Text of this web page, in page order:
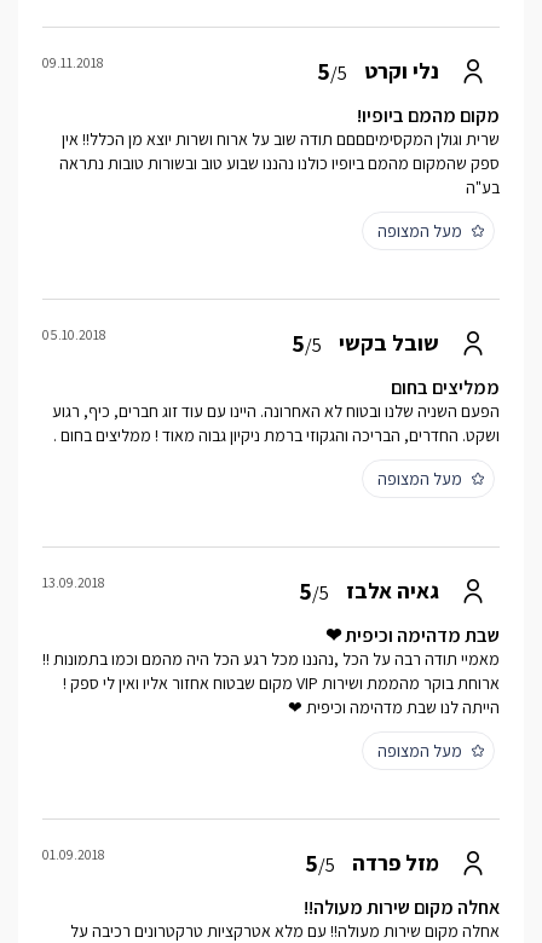
נלי וקרט 5/5
09.11.2018
מקום מהמם ביופיו!
שרית וגולן המקסימיםםםם תודה שוב על ארוח ושרות יוצא מן הכלל!! אין
ספק שהמקום מהמם ביופיו כולנו נהננו שבוע טוב ובשורות טובות נתראה
בע"ה
מעל המצופה
שובל בקשי 5/5
05.10.2018
ממליצים בחום
הפעם השניה שלנו ובטוח לא האחרונה. היינו עם עוד זוג חברים, כיף, רגוע
ושקט. החדרים, הבריכה והגקוזי ברמת ניקיון גבוה מאוד ! ממליצים בחום .
מעל המצופה
גאיה אלבז 5/5
13.09.2018
שבת מדהימה וכיפית ❤
מאמיי תודה רבה על הכל ,נהננו מכל רגע הכל היה מהמם וכמו בתמונות !!
ארוחת בוקר מהממת ושירות VIP מקום שבטוח אחזור אליו ואין לי ספק !
הייתה לנו שבת מדהימה וכיפית ❤
מעל המצופה
מזל פרדה 5/5
01.09.2018
אחלה מקום שירות מעולה!!
אחלה מקום שירות מעולה!! עם מלא אטרקציות טרקטרונים רכיבה על